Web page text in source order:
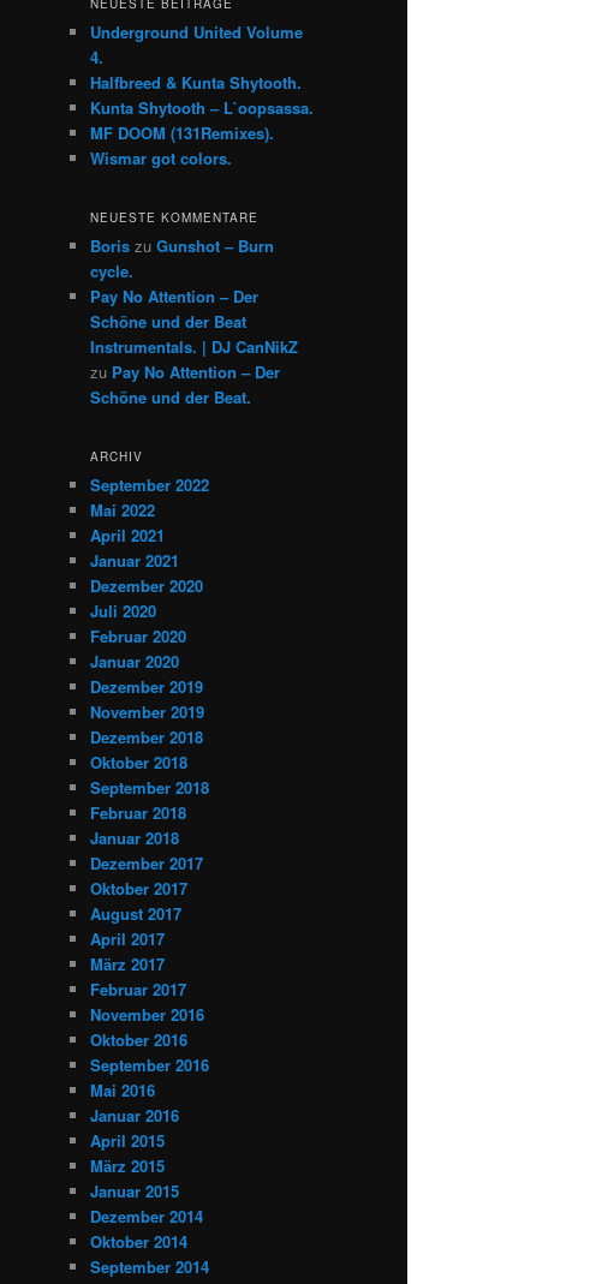
Underground United Volume
4.
Halfbreed & Kunta Shytooth.
Kunta Shytooth – L​`​oopsassa.
MF DOOM (131Remixes).
Wismar got colors.
NEUESTE KOMMENTARE
Boris zu Gunshot – Burn
cycle.
Pay No Attention – Der
Schöne und der Beat
Instrumentals. | DJ CanNikZ
zu Pay No Attention – Der
Schöne und der Beat.
ARCHIV
September 2022
Mai 2022
April 2021
Januar 2021
Dezember 2020
Juli 2020
Februar 2020
Januar 2020
Dezember 2019
November 2019
Dezember 2018
Oktober 2018
September 2018
Februar 2018
Januar 2018
Dezember 2017
Oktober 2017
August 2017
April 2017
März 2017
Februar 2017
November 2016
Oktober 2016
September 2016
Mai 2016
Januar 2016
April 2015
März 2015
Januar 2015
Dezember 2014
Oktober 2014
September 2014